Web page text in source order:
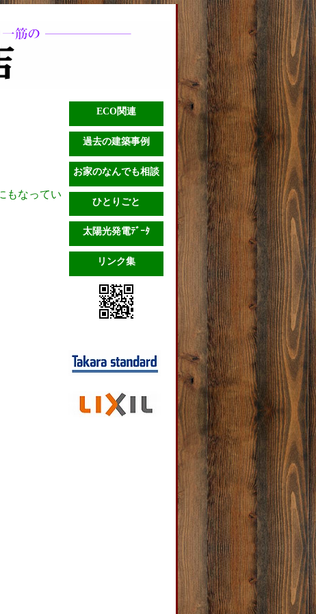
もなってい
ECO関連
過去の建築事例
お家のなんでも相談
ひとりごと
太陽光発電ﾃﾞｰﾀ
リンク集